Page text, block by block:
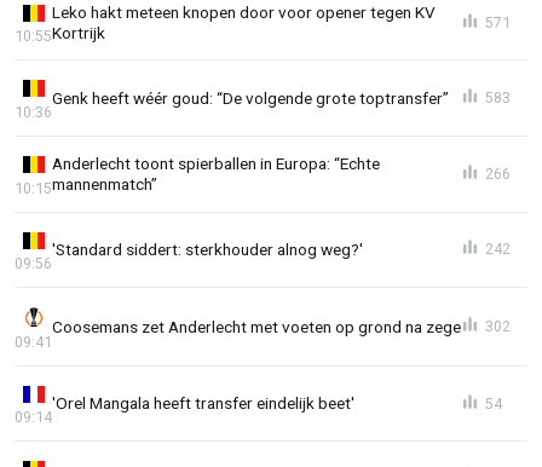
Leko hakt meteen knopen door voor opener tegen KV
Kortrijk
10:55
571
Genk heeft wéér goud: “De volgende grote toptransfer”
10:36
583
Anderlecht toont spierballen in Europa: “Echte
mannenmatch”
10:15
266
'Standard siddert: sterkhouder alnog weg?'
09:56
242
Coosemans zet Anderlecht met voeten op grond na zege
09:41
302
'Orel Mangala heeft transfer eindelijk beet'
09:14
54